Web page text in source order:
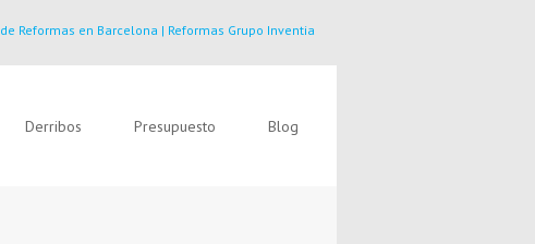
Reformas en Barcelona | Reformas Grupo Inventia
Derribos Presupuesto Blog